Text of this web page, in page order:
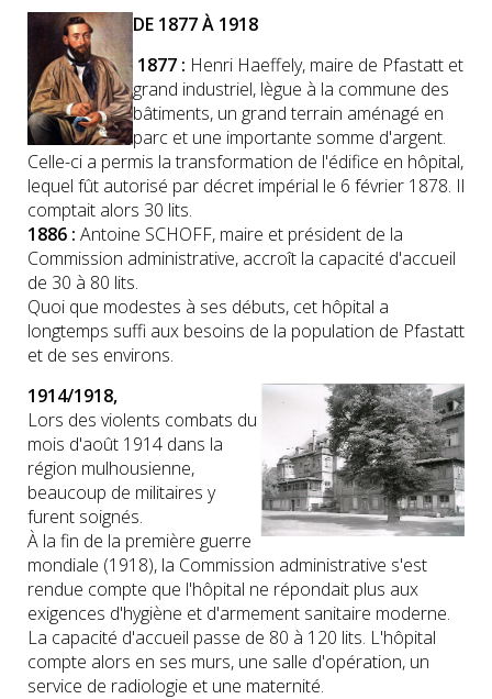
DE 1877 À 1918
1877 : Henri Haeffely, maire de Pfastatt et
grand industriel, lègue à la commune des
bâtiments, un grand terrain aménagé en
parc et une importante somme d'argent.
Celle-ci a permis la transformation de l'édifice en hôpital,
lequel fût autorisé par décret impérial le 6 février 1878. Il
comptait alors 30 lits.
1886 : Antoine SCHOFF, maire et président de la
Commission administrative, accroît la capacité d'accueil
de 30 à 80 lits.
Quoi que modestes à ses débuts, cet hôpital a
longtemps suffi aux besoins de la population de Pfastatt
et de ses environs.
1914/1918,
Lors des violents combats du
mois d'août 1914 dans la
région mulhousienne,
beaucoup de militaires y
furent soignés.
À la fin de la première guerre
mondiale (1918), la Commission administrative s'est
rendue compte que l'hôpital ne répondait plus aux
exigences d'hygiène et d'armement sanitaire moderne.
La capacité d'accueil passe de 80 à 120 lits. L'hôpital
compte alors en ses murs, une salle d'opération, un
service de radiologie et une maternité.